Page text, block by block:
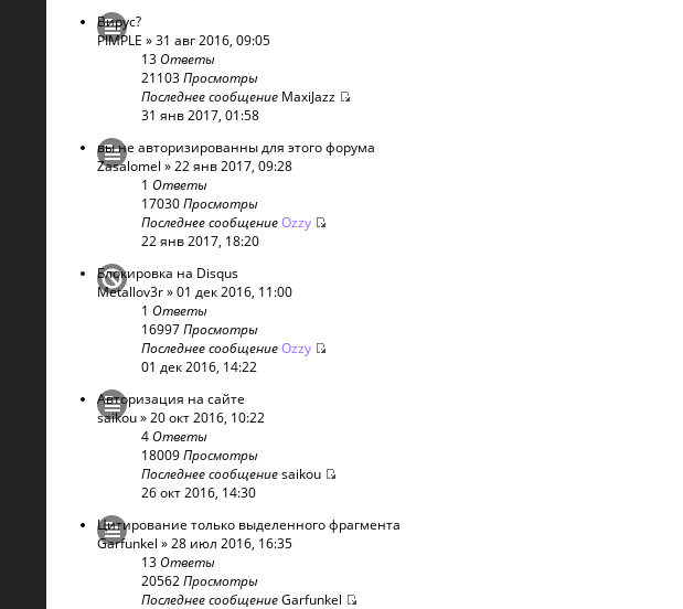
Вирус?
PIMPLE » 31 авг 2016, 09:05
13Ответы
21103Просмотры
Последнее сообщение MaxiJazz
31 янв 2017, 01:58
вы не авторизированны для этого форума
Zasalomel » 22 янв 2017, 09:28
1 Ответы
17030Просмотры
Последнее сообщениеOzzy
22 янв 2017, 18:20
Блокировка на Disqus
Metallov3r» 01 дек 2016, 11:00
1 Ответы
16997Просмотры
Последнее сообщениеOzzy
01 дек 2016, 14:22
Авторизация на сайте
saikou» 20 окт 2016, 10:22
4Ответы
18009Просмотры
Последнее сообщениеsaikou
26 окт 2016, 14:30
Цитирование только выделенного фрагмента
Garfunkel » 28 июл 2016, 16:35
13Ответы
20562Просмотры
Последнее сообщениеGarfunkel